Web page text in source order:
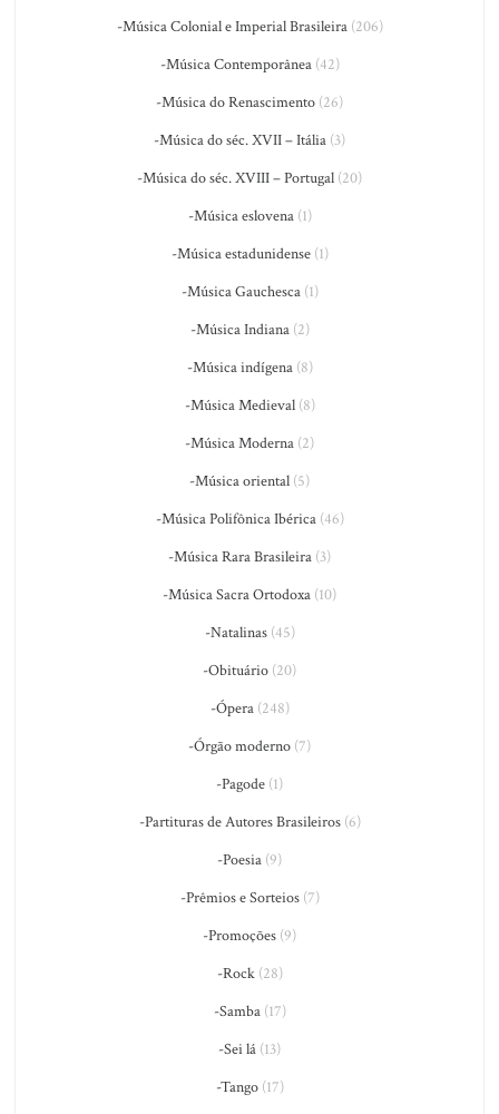
-Música Colonial e Imperial Brasileira(206)
-Música Contemporânea(42)
-Música do Renascimento (26)
-Música do séc. XVII – Itália (3)
-Música do séc. XVIII – Portugal (20)
-Música eslovena(1)
-Música estadunidense(1)
-Música Gauchesca(1)
-Música Indiana(2)
-Música indígena(8)
-Música Medieval(8)
-Música Moderna (2)
-Música oriental (5)
-Música Polifônica Ibérica(46)
-Música Rara Brasileira (3)
-Música Sacra Ortodoxa (10)
-Natalinas(45)
-Obituário (20)
-Ópera(248)
-Órgão moderno (7)
-Pagode (1)
-Partituras de Autores Brasileiros(6)
-Poesia (9)
-Prêmios e Sorteios(7)
-Promoções (9)
-Rock(28)
-Samba(17)
-Sei lá (13)
-Tango(17)